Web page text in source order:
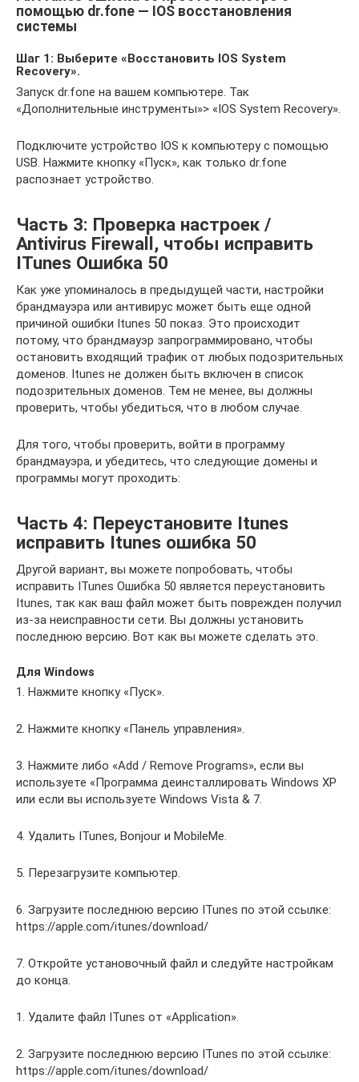
помощью dr.fone — IOS восстановления
системы
Шаг 1: Выберите «Восстановить IOS System
Recovery».
Запуск dr.fone на вашем компьютере. Так
«Дополнительные инструменты»> «IOS System Recovery».
Подключите устройство IOS к компьютеру с помощью
USB. Нажмите кнопку «Пуск», как только dr.fone
распознает устройство.
Часть 3: Проверка настроек /
Antivirus Firewall, чтобы исправить
ITunes Ошибка 50
Как уже упоминалось в предыдущей части, настройки
брандмауэра или антивирус может быть еще одной
причиной ошибки Itunes 50 показ. Это происходит
потому, что брандмауэр запрограммировано, чтобы
остановить входящий трафик от любых подозрительных
доменов. Itunes не должен быть включен в список
подозрительных доменов. Тем не менее, вы должны
проверить, чтобы убедиться, что в любом случае.
Для того, чтобы проверить, войти в программу
брандмауэра, и убедитесь, что следующие домены и
программы могут проходить:
Часть 4: Переустановите Itunes
исправить Itunes ошибка 50
Другой вариант, вы можете попробовать, чтобы
исправить ITunes Ошибка 50 является переустановить
Itunes, так как ваш файл может быть поврежден получил
из-за неисправности сети. Вы должны установить
последнюю версию. Вот как вы можете сделать это.
Для Windows
1. Нажмите кнопку «Пуск».
2. Нажмите кнопку «Панель управления».
3. Нажмите либо «Add / Remove Programs», если вы
используете «Программа деинсталлировать Windows XP
или если вы используете Windows Vista & 7.
4. Удалить ITunes, Bonjour и MobileMe.
5. Перезагрузите компьютер.
6. Загрузите последнюю версию ITunes по этой ссылке:
https://apple.com/itunes/download/
7. Откройте установочный файл и следуйте настройкам
до конца.
1. Удалите файл ITunes от «Application».
2. Загрузите последнюю версию ITunes по этой ссылке:
https://apple.com/itunes/download/